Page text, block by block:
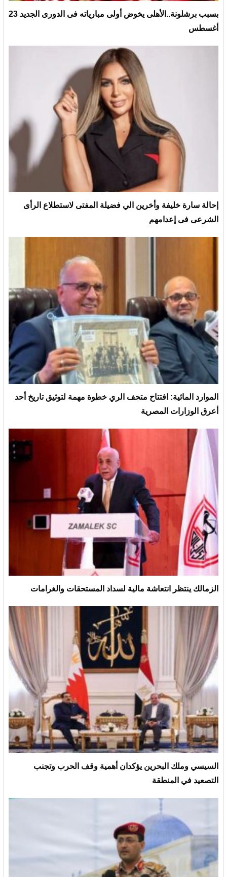
بسبب برشلونة..الأهلى يخوض أولى مبارياته فى الدورى الجديد 23
أغسطس
إحالة سارة خليفة وأخرين الي فضيلة المفتى لاستطلاع الرأى
الشرعى فى إعدامهم
الموارد المائية: افتتاح متحف الري خطوة مهمة لتوثيق تاريخ أحد
أعرق الوزارات المصرية
الزمالك ينتظر انتعاشة مالية لسداد المستحقات والغرامات
السيسي وملك البحرين يؤكدان أهمية وقف الحرب وتجنب
التصعيد في المنطقة